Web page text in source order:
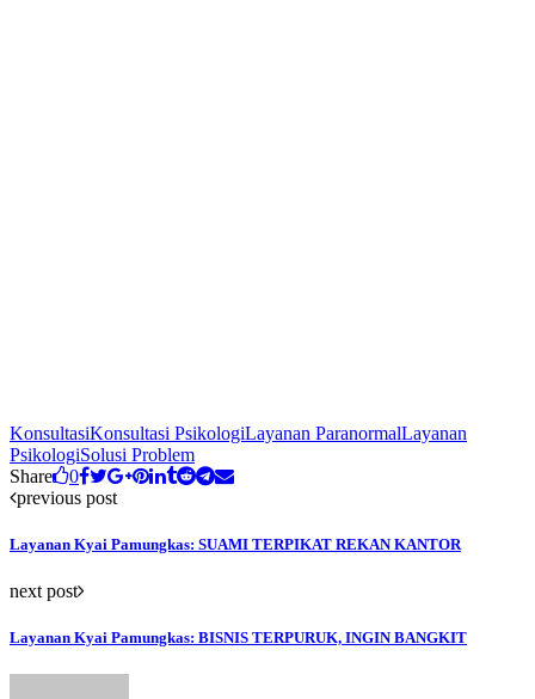
KonsultasiKonsultasi PsikologiLayanan ParanormalLayanan
PsikologiSolusi Problem
Share
0
previous post
Layanan Kyai Pamungkas: SUAMI TERPIKAT REKAN KANTOR
next post
Layanan Kyai Pamungkas: BISNIS TERPURUK, INGIN BANGKIT